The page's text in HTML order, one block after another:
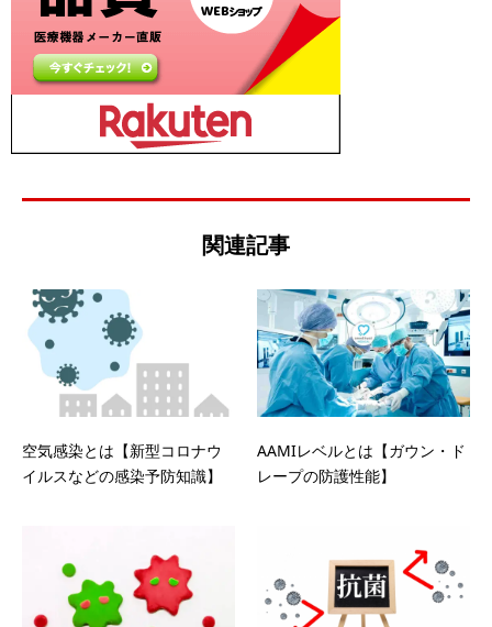
関連記事
空気感染とは【新型コロナウ
イルスなどの感染予防知識】
AAMIレベルとは【ガウン・ド
レープの防護性能】